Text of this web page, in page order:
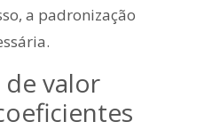
a padronização
valor